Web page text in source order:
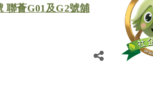
聯薈G01及G2號舖